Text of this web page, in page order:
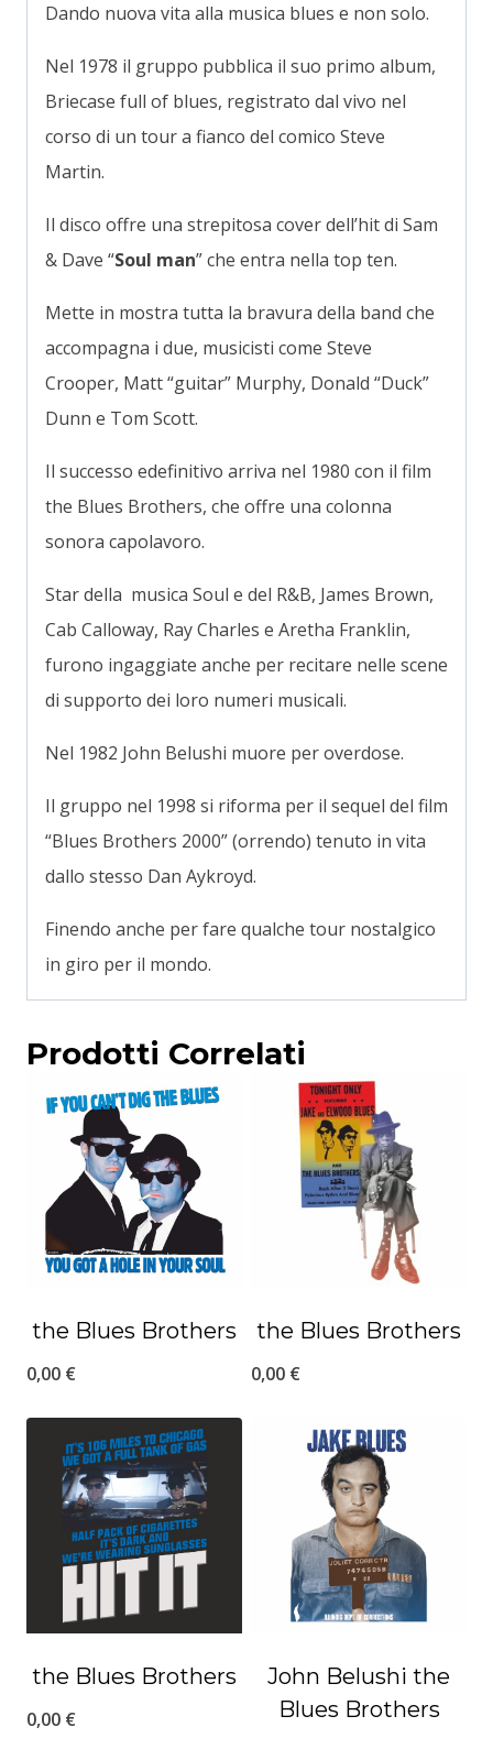
Dando nuova vita alla musica blues e non solo.
Nel 1978 il gruppo pubblica il suo primo album,
Briecase full of blues, registrato dal vivo nel
corso di un tour a fianco del comico Steve
Martin.
Il disco offre una strepitosa cover dell’hit di Sam
& Dave “Soul man” che entra nella top ten.
Mette in mostra tutta la bravura della band che
accompagna i due, musicisti come Steve
Crooper, Matt “guitar” Murphy, Donald “Duck”
Dunn e Tom Scott.
Il successo edefinitivo arriva nel 1980 con il film
the Blues Brothers, che offre una colonna
sonora capolavoro.
Star della musica Soul e del R&B, James Brown,
Cab Calloway, Ray Charles e Aretha Franklin,
furono ingaggiate anche per recitare nelle scene
di supporto dei loro numeri musicali.
Nel 1982 John Belushi muore per overdose.
Il gruppo nel 1998 si riforma per il sequel del film
“Blues Brothers 2000” (orrendo) tenuto in vita
dallo stesso Dan Aykroyd.
Finendo anche per fare qualche tour nostalgico
in giro per il mondo.
Prodotti Correlati
the Blues Brothers
0,00 €
the Blues Brothers
0,00 €
the Blues Brothers
0,00 €
John Belushi the
Blues Brothers